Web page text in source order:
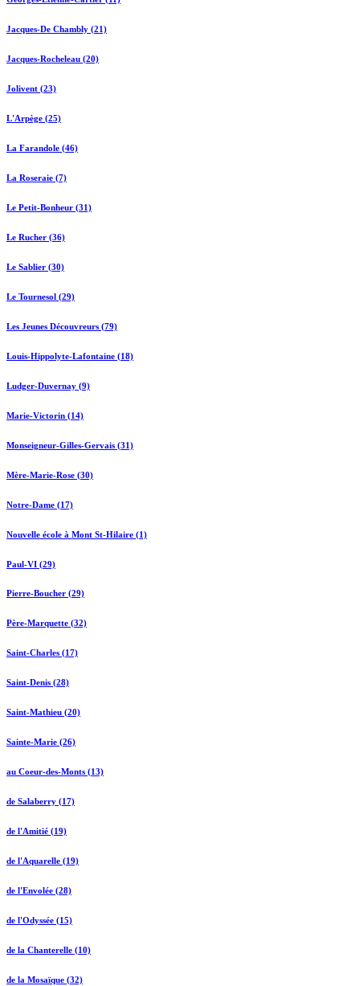
Jacques-De Chambly (21)
Jacques-Rocheleau (20)
Jolivent (23)
L'Arpège (25)
La Farandole (46)
La Roseraie (7)
Le Petit-Bonheur (31)
Le Rucher (36)
Le Sablier (30)
Le Tournesol (29)
Les Jeunes Découvreurs (79)
Louis-Hippolyte-Lafontaine (18)
Ludger-Duvernay (9)
Marie-Victorin (14)
Monseigneur-Gilles-Gervais (31)
Mère-Marie-Rose (30)
Notre-Dame (17)
Nouvelle école à Mont St-Hilaire (1)
Paul-VI (29)
Pierre-Boucher (29)
Père-Marquette (32)
Saint-Charles (17)
Saint-Denis (28)
Saint-Mathieu (20)
Sainte-Marie (26)
au Coeur-des-Monts (13)
de Salaberry (17)
de l'Amitié (19)
de l'Aquarelle (19)
de l'Envolée (28)
de l'Odyssée (15)
de la Chanterelle (10)
de la Mosaïque (32)